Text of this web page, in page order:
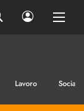
Lavoro Sociale